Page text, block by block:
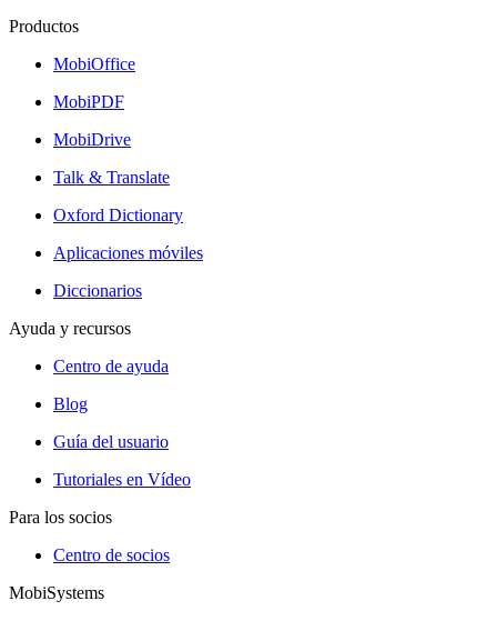
Productos
MobiOffice
MobiPDF
MobiDrive
Talk & Translate
Oxford Dictionary
Aplicaciones móviles
Diccionarios
Ayuda y recursos
Centro de ayuda
Blog
Guía del usuario
Tutoriales en Vídeo
Para los socios
Centro de socios
MobiSystems